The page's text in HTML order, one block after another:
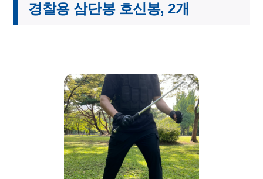
경찰용 삼단봉 호신봉, 2개